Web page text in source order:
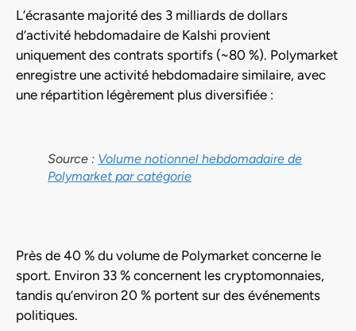
L’écrasante majorité des 3 milliards de dollars
d’activité hebdomadaire de Kalshi provient
uniquement des contrats sportifs (~80 %). Polymarket
enregistre une activité hebdomadaire similaire, avec
une répartition légèrement plus diversifiée :
Source : Volume notionnel hebdomadaire de
Polymarket par catégorie
Près de 40 % du volume de Polymarket concerne le
sport. Environ 33 % concernent les cryptomonnaies,
tandis qu’environ 20 % portent sur des événements
politiques.